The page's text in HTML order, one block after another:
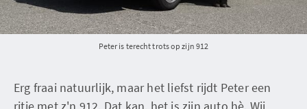
Peter is terecht trots op zijn 912
Erg fraai natuurlijk, maar het liefst rijdt Peter een